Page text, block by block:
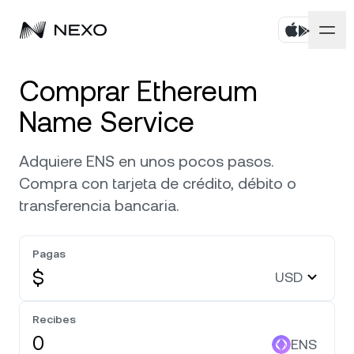
Compra activos
Flexible Savings
Fixed-term Savings
Dual Investment
Exchange
Zero-interest Credit
Negocios
Cuentas corporativas
Corretaje Prime
White Label
Nexo Ventures
Payment Gateway
Mercados
El mercado subió un 0,12 %
Empresa
Conoce Nexo
Seguridad
Asociaciones
Localización
Comprar Ethereum
Name Service
Adquiere ENS en unos pocos pasos.
Compra con tarjeta de crédito, débito o
transferencia bancaria.
Pagas
$ USD
Recibes
ENS